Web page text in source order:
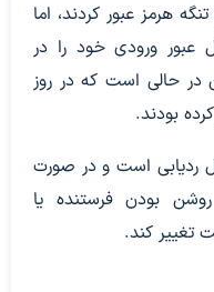
تنگه هرمز عبور کردند، اما
عبور ورودی خود را در
در حالی است که در روز
ردیابی است و در صورت
بودن فرستنده یا
تغییر کند.